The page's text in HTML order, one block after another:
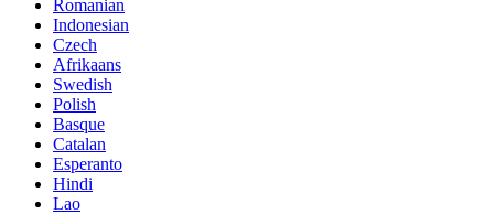
Romanian
Indonesian
Czech
Afrikaans
Swedish
Polish
Basque
Catalan
Esperanto
Hindi
Lao